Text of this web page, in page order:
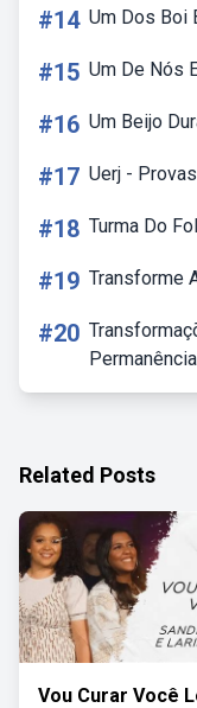
#14 Um Dos Boi
#15 Um De Nós
#16 Um Beijo
#17 Uerj -
#18 Turma Do
#19 Transforme
#20
Related Posts
Vou Curar Você